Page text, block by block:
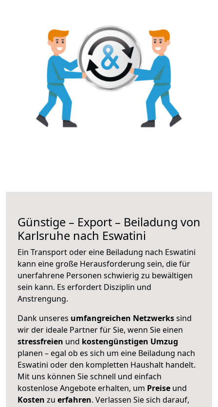
Günstige – Export – Beiladung von
Karlsruhe nach Eswatini
Ein Transport oder eine Beiladung nach Eswatini
kann eine große Herausforderung sein, die für
unerfahrene Personen schwierig zu bewältigen
sein kann. Es erfordert Disziplin und
Anstrengung.
Dank unseres umfangreichen Netzwerkssind
wir der ideale Partner für Sie, wenn Sie einen
stressfreien und kostengünstigen Umzug
planen – egal ob es sich um eine Beiladung nach
Eswatini oder den kompletten Haushalt handelt.
Mit uns können Sie schnell und einfach
kostenlose Angebote erhalten, um Preise und
Kosten zu erfahren. Verlassen Sie sich darauf,